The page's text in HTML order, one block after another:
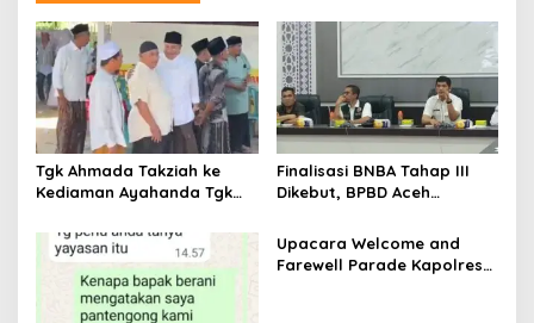
s
i
p
o
s
Tgk Ahmada Takziah ke
Kediaman Ayahanda Tgk
Finalisasi BNBA Tahap III
Dikebut, BPBD Aceh
Penghulu untuk Vervali
Stimulan Rumah
Upacara Welcome and
Farewell Parade Kapolres